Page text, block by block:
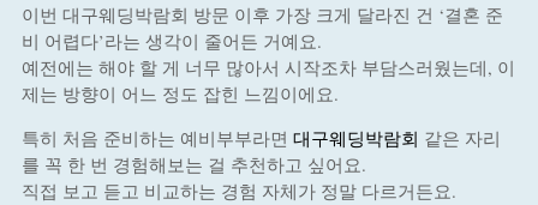
이번 대구웨딩박람회 방문 이후 가장 크게 달라진 건 ‘결혼 준
비 어렵다’라는 생각이 줄어든 거예요.
예전에는 해야 할 게 너무 많아서 시작조차 부담스러웠는데, 이
제는 방향이 어느 정도 잡힌 느낌이에요.
특히 처음 준비하는 예비부부라면 대구웨딩박람회 같은 자리
를 꼭 한 번 경험해보는 걸 추천하고 싶어요.
직접 보고 듣고 비교하는 경험 자체가 정말 다르거든요.